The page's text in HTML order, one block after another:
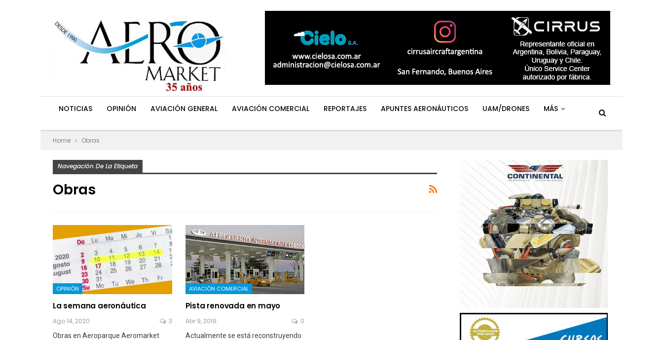
NOTICIAS OPINIÓN AVIACIÓN GENERAL AVIACIÓN COMERCIAL REPORTAJES APUNTES AERONÁUTICOS UAM/DRONES MÁS
Home Obras
Navegación De La Etiqueta
Obras
OPINIÓN
La semana aeronáutica
Ago 14, 2020 3
Obras en Aeroparque Aeromarket
AVIACIÓN COMERCIAL
Pista renovada en mayo
Abr 9, 2019 0
Actualmente se está reconstruyendo